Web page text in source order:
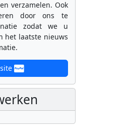
verzamelen. Ook
door ons te
zodat we u
het laatste nieuws